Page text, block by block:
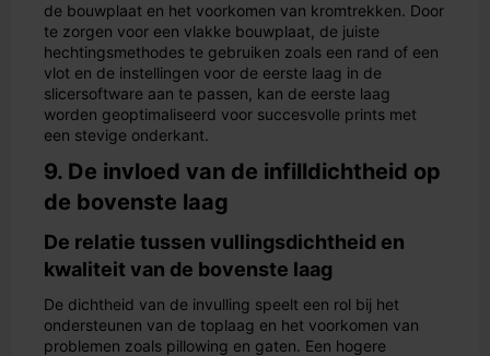
de bouwplaat en het voorkomen van kromtrekken. Door
te zorgen voor een vlakke bouwplaat, de juiste
hechtingsmethodes te gebruiken zoals een rand of een
vlot en de instellingen voor de eerste laag in de
slicersoftware aan te passen, kan de eerste laag
worden geoptimaliseerd voor succesvolle prints met
een stevige onderkant.
9. De invloed van de infilldichtheid op
de bovenste laag
De relatie tussen vullingsdichtheid en
kwaliteit van de bovenste laag
De dichtheid van de invulling speelt een rol bij het
ondersteunen van de toplaag en het voorkomen van
problemen zoals pillowing en gaten. Een hogere